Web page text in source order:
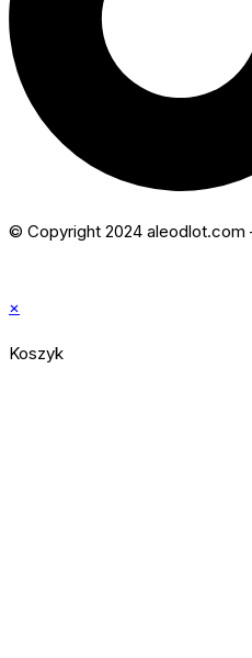
© Copyright 2024 aleodlot.com
×
Koszyk